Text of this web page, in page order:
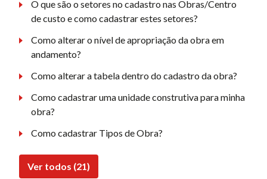
O que são o setores no cadastro nas Obras/Centro
de custo e como cadastrar estes setores?
Como alterar o nível de apropriação da obra em
andamento?
Como alterar a tabela dentro do cadastro da obra?
Como cadastrar uma unidade construtiva para minha
obra?
Como cadastrar Tipos de Obra?
Ver todos (21)